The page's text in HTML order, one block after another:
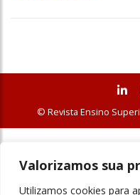
Valorizamos sua
Utilizamos cookies para
© Revista Ensino